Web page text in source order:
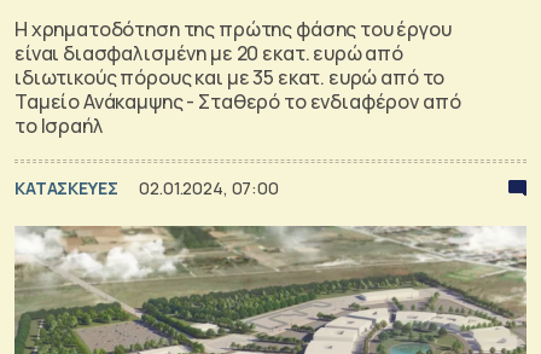
Η χρηματοδότηση της πρώτης φάσης του έργου
είναι διασφαλισμένη με 20 εκατ. ευρώ από
ιδιωτικούς πόρους και με 35 εκατ. ευρώ από το
Ταμείο Ανάκαμψης - Σταθερό το ενδιαφέρον από
το Ισραήλ
ΚΑΤΑΣΚΕΥΕΣ 02.01.2024, 07:00